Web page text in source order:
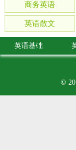
商务英语
英语散文
英语基础
©